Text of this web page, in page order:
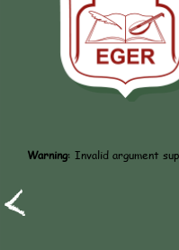
Warning: Invalid argument